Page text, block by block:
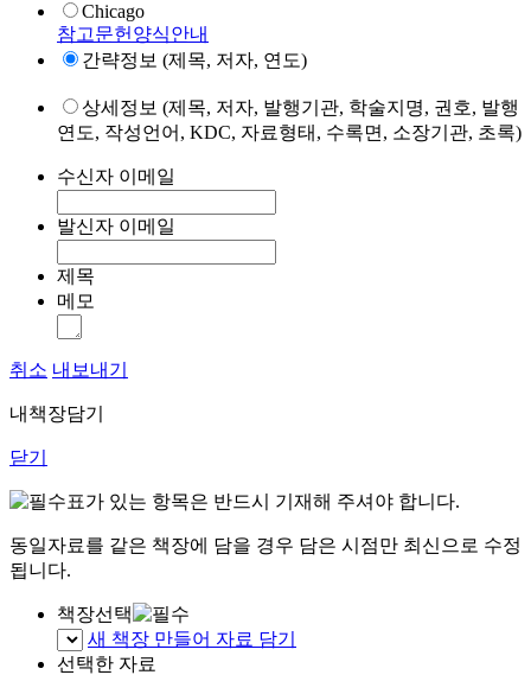
Chicago
참고문헌양식안내
간략정보 (제목, 저자, 연도)
상세정보 (제목, 저자, 발행기관, 학술지명, 권호, 발행
연도, 작성언어, KDC, 자료형태, 수록면, 소장기관, 초록)
수신자 이메일
발신자 이메일
제목
메모
취소 내보내기
내책장담기
닫기
표가 있는 항목은 반드시 기재해 주셔야 합니다.
동일자료를 같은 책장에 담을 경우 담은 시점만 최신으로 수정
됩니다.
책장선택
새 책장 만들어 자료 담기
선택한 자료